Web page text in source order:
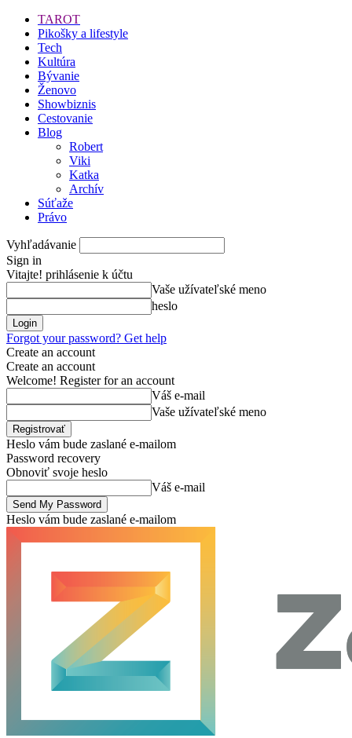
TAROT
Pikošky a lifestyle
Tech
Kultúra
Bývanie
Ženovo
Showbiznis
Cestovanie
Blog
Robert
Viki
Katka
Archív
Súťaže
Právo
Vyhľadávanie
Sign in
Vitajte! prihlásenie k účtu
Vaše užívateľské meno
heslo
Forgot your password? Get help
Create an account
Create an account
Welcome! Register for an account
Váš e-mail
Vaše užívateľské meno
Heslo vám bude zaslané e-mailom
Password recovery
Obnoviť svoje heslo
Váš e-mail
Heslo vám bude zaslané e-mailom